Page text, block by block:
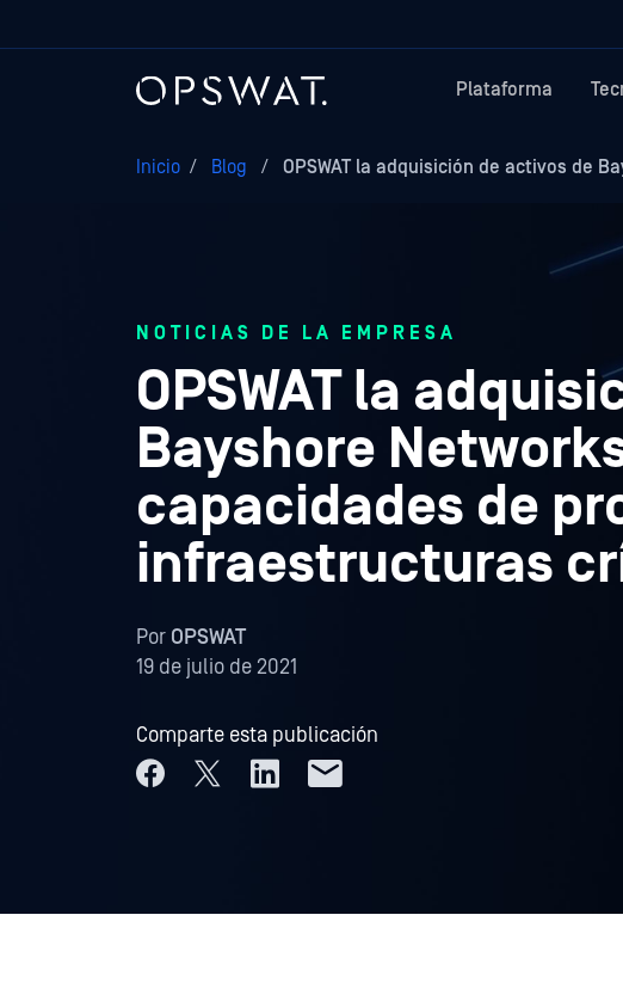
Plataforma
Inicio / Blog / OPSWAT la adquisición de activos de
NOTICIAS DE LA EMPRESA
OPSWAT la
Bayshore
capacidades de
infraestructuras
Por OPSWAT
19 de julio de 2021
Comparte esta publicación